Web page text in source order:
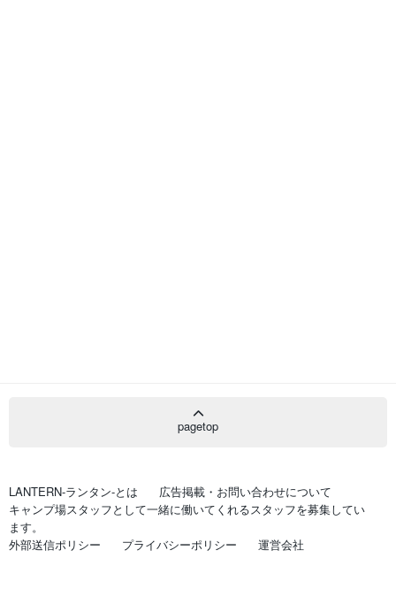
pagetop
LANTERN-ランタン-とは
広告掲載・お問い合わせについて
キャンプ場スタッフとして一緒に働いてくれるスタッフを募集してい
ます。
外部送信ポリシー
プライバシーポリシー 運営会社